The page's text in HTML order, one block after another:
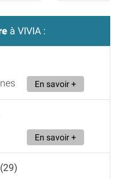
à VIVIA :
En savoir +
En savoir +